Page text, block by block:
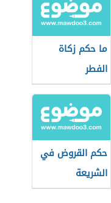
ما حكم زكاة
الفطر
حكم القروض في
الشريعة
الإسلامية